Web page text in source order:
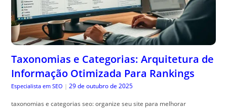
Taxonomias e Categorias: Arquitetura de
Informação Otimizada Para Rankings
Especialista em SEO | 29 de outubro de 2025
taxonomias e categorias seo: organize seu site para melhorar